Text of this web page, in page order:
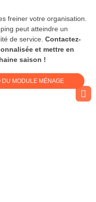
freiner votre organisation.
peut atteindre un
de service. Contactez-
et mettre en
saison !
DU MODULE MÉNAGE